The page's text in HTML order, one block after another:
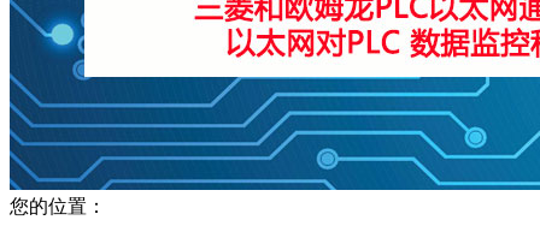
您的位置：